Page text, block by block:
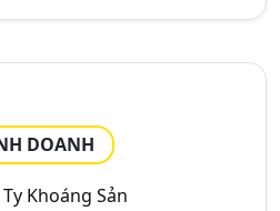
DOANH
Khoáng Sản